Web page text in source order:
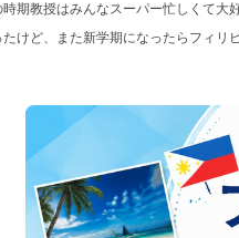
時期教授はみんなスーパー忙しくて大
たけど、また新学期になったらフィリ